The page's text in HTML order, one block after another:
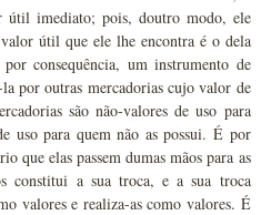
útil imediato; pois, doutro modo, ele
útil que ele lhe encontra é o dela
consequência, um instrumento de
por outras mercadorias cujo valor de
são não-valores de uso para
uso para quem não as possui. É por
que elas passem dumas mãos para as
constitui a sua troca, e a sua troca
valores e realiza-as como valores. É